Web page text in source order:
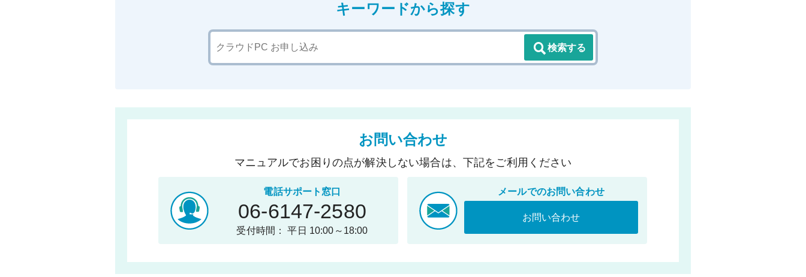
キーワードから探す
検索する
お問い合わせ
マニュアルでお困りの点が解決しない場合は、下記をご利用ください
電話サポート窓口
06-6147-2580
受付時間： 平日 10:00～18:00
メールでのお問い合わせ
お問い合わせ